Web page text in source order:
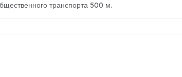
транспорта 500 м.